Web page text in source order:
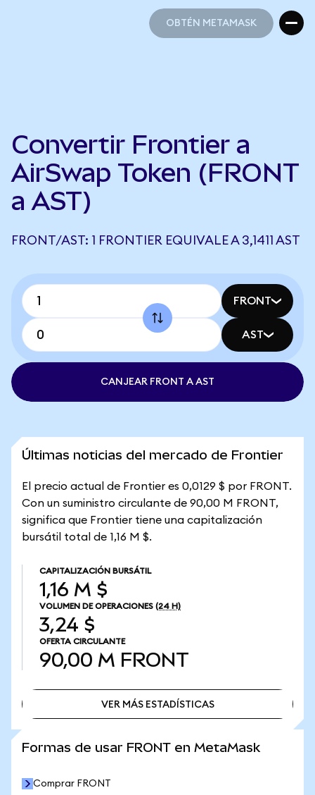
OBTÉN METAMASK
Convertir Frontier a
AirSwap Token (FRONT
a AST)
FRONT/AST: 1 FRONTIER EQUIVALE A 3,1411 AST
FRONT
AST
CANJEAR FRONT A AST
Últimas noticias del mercado de Frontier
El precio actual de Frontier es 0,0129 $ por FRONT.
Con un suministro circulante de 90,00 M FRONT,
significa que Frontier tiene una capitalización
bursátil total de 1,16 M $.
CAPITALIZACIÓN BURSÁTIL
1,16 M $
VOLUMEN DE OPERACIONES (24 H)
3,24 $
OFERTA CIRCULANTE
90,00 M FRONT
VER MÁS ESTADÍSTICAS
Formas de usar FRONT en MetaMask
Comprar FRONT